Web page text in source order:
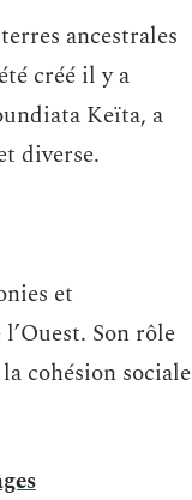
ancestrales
créé il y a
Keïta, a
diverse.
et
Son rôle
cohésion sociale